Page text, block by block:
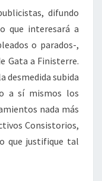
difundo
que interesará a
o parados-,
Gata a Finisterre.
desmedida subida
a sí mismos los
nada más
Consistorios,
que justifique tal